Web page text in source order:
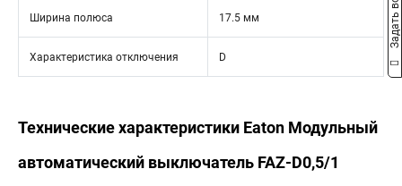
Ширина полюса 17.5 мм
Характеристика отключения D
Технические характеристики Eaton Модульный
автоматический выключатель FAZ-D0,5/1